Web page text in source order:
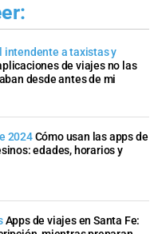
intendente a taxistas y
de viajes no las
desde antes de mi
2024Cómo usan las apps de
edades, horarios y
Apps de viajes en Santa Fe: